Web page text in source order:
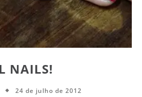
NAILS!
24 de julho de 2012